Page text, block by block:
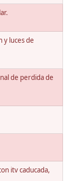
y luces de
de perdida de
itv caducada,